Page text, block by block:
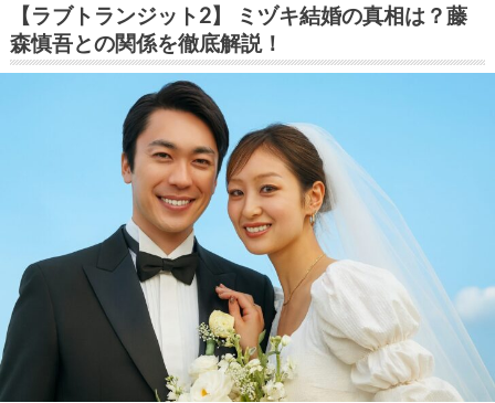
【ラブトランジット2】 ミヅキ結婚の真相は？藤
森慎吾との関係を徹底解説！